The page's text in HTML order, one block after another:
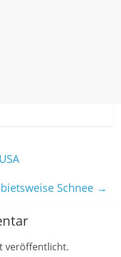
Schnee →
veröffentlicht.